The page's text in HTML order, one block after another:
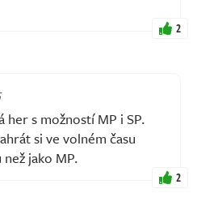
2
her s možností MP i SP.
si ve volném času
jako MP.
2